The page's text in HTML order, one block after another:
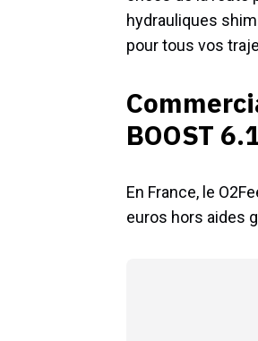
hydrauliques
pour tous vos
BOOST
En France, le
euros hors aides